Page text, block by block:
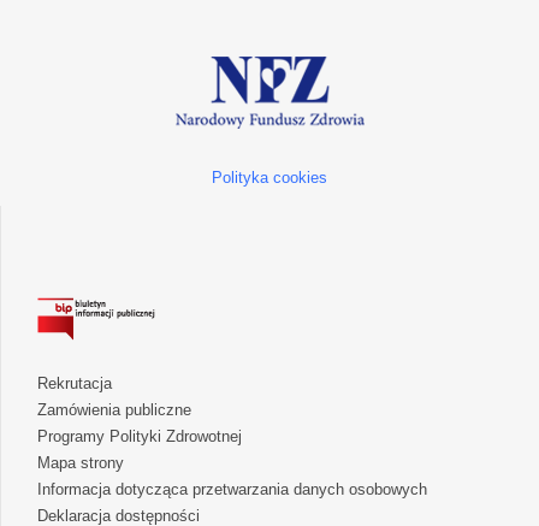
Polityka cookies
Rekrutacja
Zamówienia publiczne
Programy Polityki Zdrowotnej
Mapa strony
Informacja dotycząca przetwarzania danych osobowych
Deklaracja dostępności